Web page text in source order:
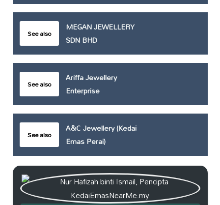
See also
MEGAN JEWELLERY
SDN BHD
See also
Ariffa Jewellery
Enterprise
See also
A&C Jewellery (Kedai
Emas Perai)